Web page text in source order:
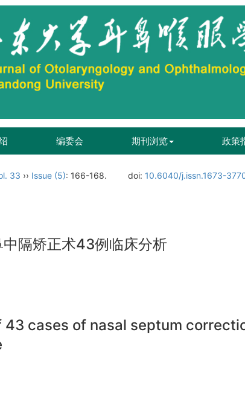
编委会 期刊浏览 政策
33 ›› Issue (5): 166-168. doi: 10.6040/j.issn.1673-
隔矫正术43例临床分析
43 cases of nasal septum